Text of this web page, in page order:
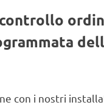
con i nostri